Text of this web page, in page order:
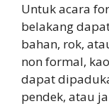
Untuk acara
belakang
bahan, rok,
non formal,
dapat
pendek, atau